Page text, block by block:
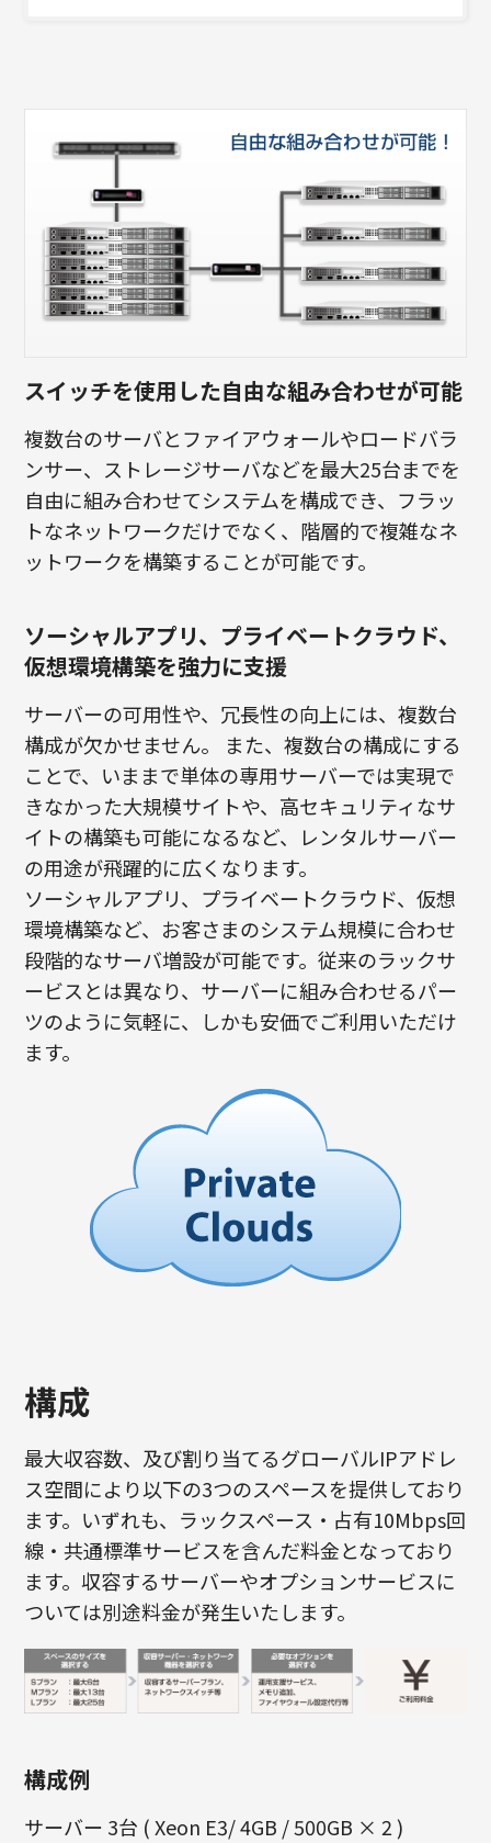
スイッチを使用した自由な組み合わせが可能
複数台のサーバとファイアウォールやロードバラ
ンサー、ストレージサーバなどを最大25台までを
自由に組み合わせてシステムを構成でき、フラッ
トなネットワークだけでなく、階層的で複雑なネ
ットワークを構築することが可能です。
ソーシャルアプリ、プライベートクラウド、
仮想環境構築を強力に支援
サーバーの可用性や、冗長性の向上には、複数台
構成が欠かせません。 また、複数台の構成にする
ことで、いままで単体の専用サーバーでは実現で
きなかった大規模サイトや、高セキュリティなサ
イトの構築も可能になるなど、レンタルサーバー
の用途が飛躍的に広くなります。
ソーシャルアプリ、プライベートクラウド、仮想
環境構築など、お客さまのシステム規模に合わせ
段階的なサーバ増設が可能です。従来のラックサ
ービスとは異なり、サーバーに組み合わせるパー
ツのように気軽に、しかも安価でご利用いただけ
ます。
構成
最大収容数、及び割り当てるグローバルIPアドレ
ス空間により以下の3つのスペースを提供しており
ます。いずれも、ラックスペース・占有10Mbps回
線・共通標準サービスを含んだ料金となっており
ます。収容するサーバーやオプションサービスに
ついては別途料金が発生いたします。
構成例
サーバー 3台 ( Xeon E3/ 4GB / 500GB × 2 )